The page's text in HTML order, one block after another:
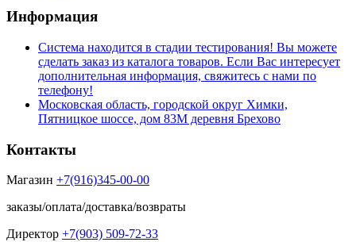
Информация
Система находится в стадии тестирования! Вы можете
сделать заказ из каталога товаров. Если Вас интересует
дополнительная информация, свяжитесь с нами по
телефону!
Московская область, городской округ Химки,
Пятницкое шоссе, дом 83М деревня Брехово
Контакты
Магазин +7(916)345-00-00
заказы/оплата/доставка/возвраты
Директор +7(903) 509-72-33